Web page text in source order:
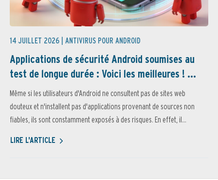
14 JUILLET 2026 | ANTIVIRUS POUR ANDROID
Applications de sécurité Android soumises au
test de longue durée : Voici les meilleures ! ...
Même si les utilisateurs d'Android ne consultent pas de sites web
douteux et n'installent pas d'applications provenant de sources non
fiables, ils sont constamment exposés à des risques. En effet, il...
LIRE L'ARTICLE